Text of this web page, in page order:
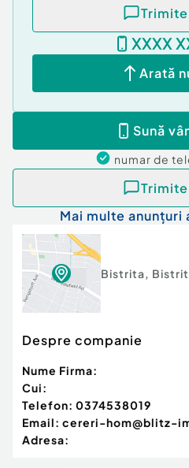
XXXX
Arată
Sună
numar de
Mai multe
Bistrita,
Despre companie
Nume Firma:
Cui:
Telefon: 0374538019
Email: cereri-hom@blitz-
Adresa: